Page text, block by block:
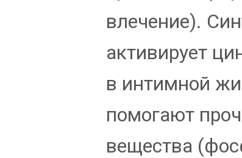
влечение).
активирует
в интимной
помогают
вещества